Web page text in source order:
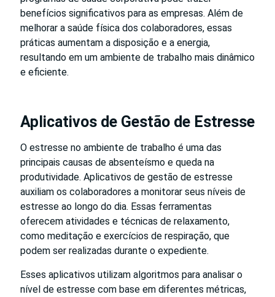
benefícios significativos para as empresas. Além de
melhorar a saúde física dos colaboradores, essas
práticas aumentam a disposição e a energia,
resultando em um ambiente de trabalho mais dinâmico
e eficiente.
Aplicativos de Gestão de Estresse
O estresse no ambiente de trabalho é uma das
principais causas de absenteísmo e queda na
produtividade. Aplicativos de gestão de estresse
auxiliam os colaboradores a monitorar seus níveis de
estresse ao longo do dia. Essas ferramentas
oferecem atividades e técnicas de relaxamento,
como meditação e exercícios de respiração, que
podem ser realizadas durante o expediente.
Esses aplicativos utilizam algoritmos para analisar o
nível de estresse com base em diferentes métricas,